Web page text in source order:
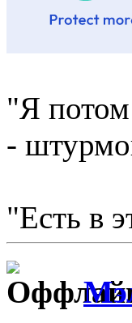
"Я
-
"Есть в